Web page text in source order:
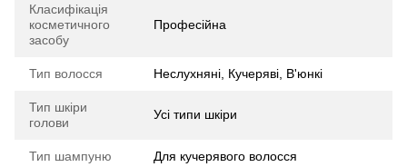
Класифікація
косметичного
засобу
Професійна
Тип волосся Неслухняні, Кучеряві, В'юнкі
Тип шкіри
голови
Усі типи шкіри
Тип шампуню Для кучерявого волосся